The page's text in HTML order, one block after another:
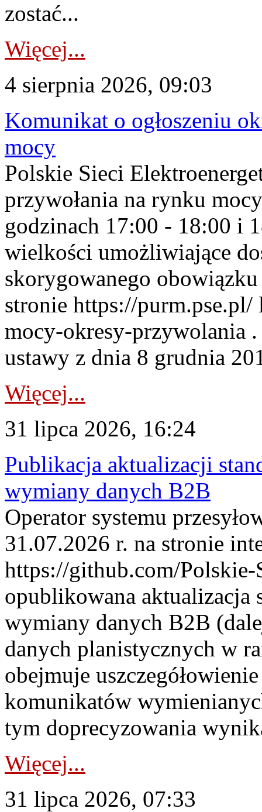
zostać...
Więcej...
4 sierpnia 2026, 09:03
Komunikat o ogłoszeniu
mocy
Polskie Sieci
przywołania na rynku
godzinach 17:00 - 18:00 i
wielkości umożliwiające
skorygowanego
stronie https://
mocy-okresy-przywolania
ustawy z dnia 8 grudnia
Więcej...
31 lipca 2026, 16:24
Publikacja aktualizacji
wymiany danych B2B
Operator systemu
31.07.2026 r. na stronie
https://github.com/Polskie-
opublikowana aktualizacja
wymiany danych B2B
danych planistycznych w
obejmuje
komunikatów
tym doprecyzowania
Więcej...
31 lipca 2026, 07:33